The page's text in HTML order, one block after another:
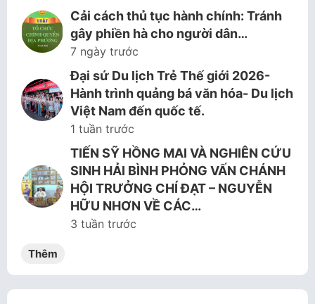
Cải cách thủ tục hành chính: Tránh
gây phiền hà cho người dân…
7 ngày trước
Đại sứ Du lịch Trẻ Thế giới 2026-
Hành trình quảng bá văn hóa- Du lịch
Việt Nam đến quốc tế.
1 tuần trước
TIẾN SỸ HỒNG MAI VÀ NGHIÊN CỨU
SINH HẢI BÌNH PHỎNG VẤN CHÁNH
HỘI TRƯỞNG CHÍ ĐẠT – NGUYỄN
HỮU NHƠN VỀ CÁC…
3 tuần trước
Thêm